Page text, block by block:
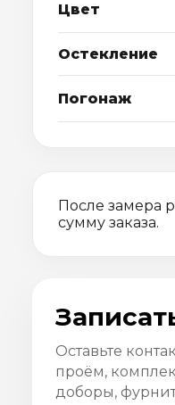
Цвет
Остекление
Погонаж
После замера
сумму заказа.
Оставьте
проём,
доборы,